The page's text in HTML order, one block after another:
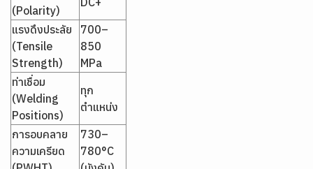
(Polarity)
แรงดึงประลัย
(Tensile
Strength)
700–
850
MPa
ท่าเชื่อม
(Welding
Positions)
ทุก
ตำแหน่ง
การอบคลาย
ความเครียด
730–
780°C